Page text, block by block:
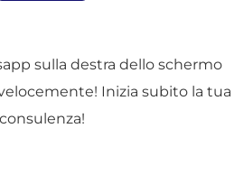
sulla destra dello schermo
Inizia subito la tua
consulenza!